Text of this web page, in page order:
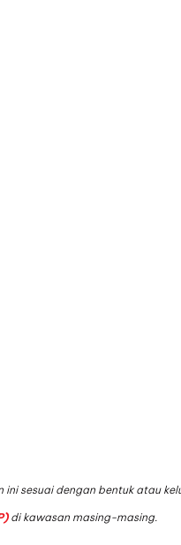
ini sesuai dengan bentuk atau
di kawasan masing-masing.